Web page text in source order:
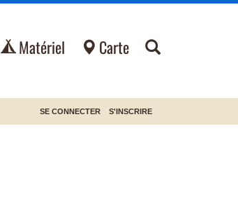
Matériel Carte
SE CONNECTER S'INSCRIRE